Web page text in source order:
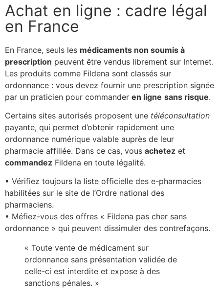
Achat en ligne : cadre légal
en France
En France, seuls les médicaments non soumis à
prescription peuvent être vendus librement sur Internet.
Les produits comme Fildena sont classés sur
ordonnance : vous devez fournir une prescription signée
par un praticien pour commander en ligne sans risque.
Certains sites autorisés proposent une téléconsultation
payante, qui permet d’obtenir rapidement une
ordonnance numérique valable auprès de leur
pharmacie affiliée. Dans ce cas, vous achetez et
commandez Fildena en toute légalité.
• Vérifiez toujours la liste officielle des e-pharmacies
habilitées sur le site de l’Ordre national des
pharmaciens.
• Méfiez-vous des offres « Fildena pas cher sans
ordonnance » qui peuvent dissimuler des contrefaçons.
« Toute vente de médicament sur
ordonnance sans présentation validée de
celle-ci est interdite et expose à des
sanctions pénales. »